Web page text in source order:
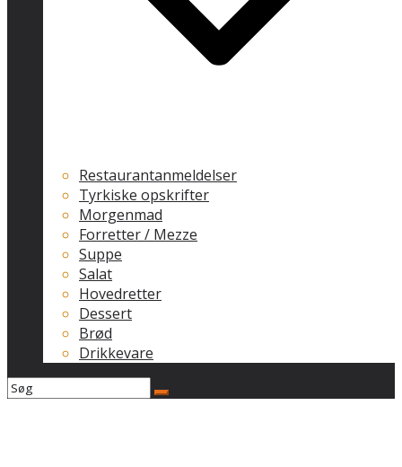
Restaurantanmeldelser
Tyrkiske opskrifter
Morgenmad
Forretter / Mezze
Suppe
Salat
Hovedretter
Dessert
Brød
Drikkevare